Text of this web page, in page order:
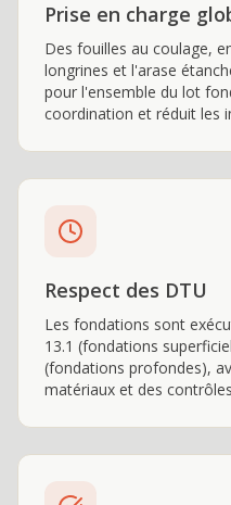
Prise en charge
Des fouilles au coulage,
longrines et l'arase
pour l'ensemble du lot
coordination et réduit les
Respect des DTU
Les fondations sont
13.1 (fondations
(fondations profondes),
matériaux et des